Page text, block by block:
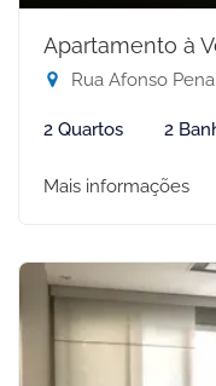
Apartamento à
Rua Afonso
2 Quartos 2
Mais informações